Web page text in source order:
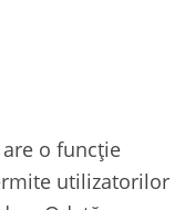
are o funcție
utilizatorilor